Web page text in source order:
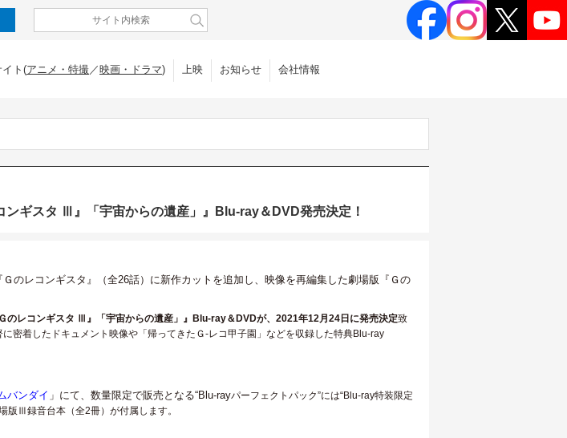
イト(アニメ・特撮／映画・ドラマ) 上映 お知らせ 会社情報
ンギスタ Ⅲ』「宇宙からの遺産」』Blu-ray＆DVD発売決定！
のレコンギスタ』（全26話）に新作カットを追加し、映像を再編集した劇場版『Ｇの
Ｇのレコンギスタ Ⅲ』「宇宙からの遺産」』Blu-ray＆DVDが、2021年12月24日に発売決定致
密着したドキュメント映像や「帰ってきたＧ-レコ甲子園」などを収録した特典Blu-ray
バンダイ 」にて、数量限定で販売となる“Blu-rayパーフェクトパック”には“Blu-ray特装限定
版Ⅲ録音台本（全2冊）が付属します。